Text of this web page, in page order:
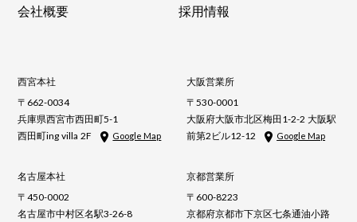
会社概要
採用情報
西宮本社
〒662-0034
兵庫県西宮市西田町5-1
西田町ing villa 2F
Google Map
名古屋本社
〒450-0002
名古屋市中村区名駅3-26-8
大阪営業所
〒530-0001
大阪府大阪市北区梅田1-2-2 大阪駅
前第2ビル12-12
Google Map
京都営業所
〒600-8223
京都府京都市下京区七条通油小路